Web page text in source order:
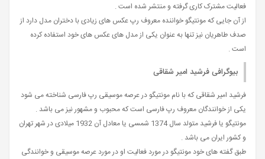
فعالیت مشترک کاری گرفته و منتشر شده است .
از آن جایی که مونتیگو خواننده معروف رپ عکس های زیادی با دختران مدل دارد از
صدف طاهریان نیز تنها به عنوان یکی از مدل های عکس های خود استفاده کرده
است .
بیوگرافی فرشید امیر شقاقی
فرشید امیر شقاقی که با نام مونتیگو در عرصه موسیقی رپ فارسی شناخته می شود
یکی از خوانندگان معروف رپ فارسی است که محبوب و مشهور نیز می باشد .
مونتیگو یا فرشید متولد سال 1374 شمسی یا معادل آن 1932 میلادی در شهر تهران
و کشور ایران می باشد .
طبق گفته های خود مونتیگو در مورد فعالیت او در مورد عرصه موسیقی و خوانندگی